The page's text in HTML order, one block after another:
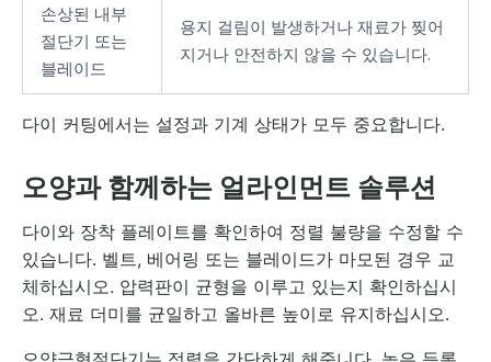
손상된 내부
절단기 또는
블레이드
용지 걸림이 발생하거나 재료가 찢어
지거나 안전하지 않을 수 있습니다.
다이 커팅에서는 설정과 기계 상태가 모두 중요합니다.
오양과 함께하는 얼라인먼트 솔루션
다이와 장착 플레이트를 확인하여 정렬 불량을 수정할 수
있습니다. 벨트, 베어링 또는 블레이드가 마모된 경우 교
체하십시오. 압력판이 균형을 이루고 있는지 확인하십시
오. 재료 더미를 균일하고 올바른 높이로 유지하십시오.